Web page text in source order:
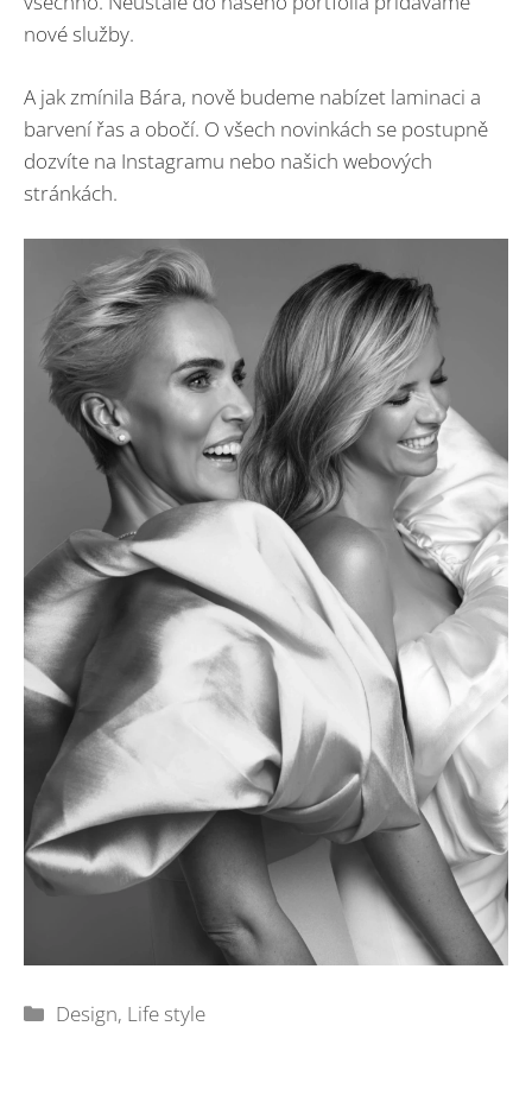
nové služby.
A jak zmínila Bára, nově budeme nabízet laminaci a
barvení řas a obočí. O všech novinkách se postupně
dozvíte na Instagramu nebo našich webových
stránkách.
Rubriky
Design, Life style